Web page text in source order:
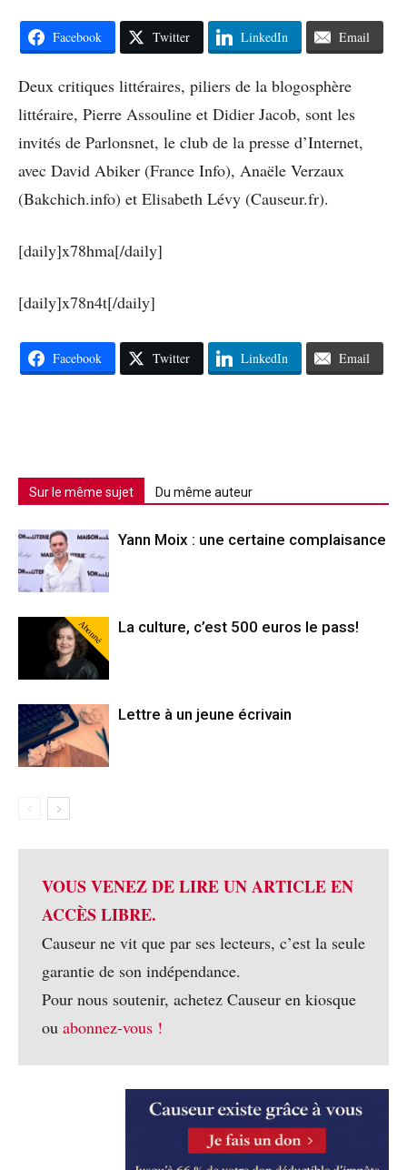
Facebook Twitter LinkedIn Email
Deux critiques littéraires, piliers de la blogosphère
littéraire, Pierre Assouline et Didier Jacob, sont les
invités de Parlonsnet, le club de la presse d’Internet,
avec David Abiker (France Info), Anaële Verzaux
(Bakchich.info) et Elisabeth Lévy (Causeur.fr).
[daily]x78hma[/daily]
[daily]x78n4t[/daily]
Facebook Twitter LinkedIn Email
Sur le même sujet Du même auteur
Yann Moix : une certaine complaisance
Abonné La culture, c’est 500 euros le pass!
Lettre à un jeune écrivain
VOUS VENEZ DE LIRE UN ARTICLE EN
ACCÈS LIBRE.
Causeur ne vit que par ses lecteurs, c’est la seule
garantie de son indépendance.
Pour nous soutenir, achetez Causeur en kiosque
ou abonnez-vous !